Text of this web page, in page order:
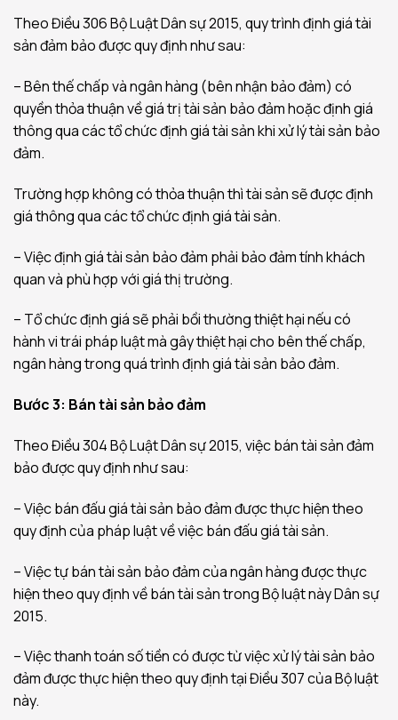
Theo Điều 306 Bộ Luật Dân sự 2015, quy trình định giá tài
sản đảm bảo được quy định như sau:
– Bên thế chấp và ngân hàng (bên nhận bảo đảm) có
quyền thỏa thuận về giá trị tài sản bảo đảm hoặc định giá
thông qua các tổ chức định giá tài sản khi xử lý tài sản bảo
đảm.
Trường hợp không có thỏa thuận thì tài sản sẽ được định
giá thông qua các tổ chức định giá tài sản.
– Việc định giá tài sản bảo đảm phải bảo đảm tính khách
quan và phù hợp với giá thị trường.
– Tổ chức định giá sẽ phải bồi thường thiệt hại nếu có
hành vi trái pháp luật mà gây thiệt hại cho bên thế chấp,
ngân hàng trong quá trình định giá tài sản bảo đảm.
Bước 3: Bán tài sản bảo đảm
Theo Điều 304 Bộ Luật Dân sự 2015, việc bán tài sản đảm
bảo được quy định như sau:
– Việc bán đấu giá tài sản bảo đảm được thực hiện theo
quy định của pháp luật về việc bán đấu giá tài sản.
– Việc tự bán tài sản bảo đảm của ngân hàng được thực
hiện theo quy định về bán tài sản trong Bộ luật này Dân sự
2015.
– Việc thanh toán số tiền có được từ việc xử lý tài sản bảo
đảm được thực hiện theo quy định tại Điều 307 của Bộ luật
này.